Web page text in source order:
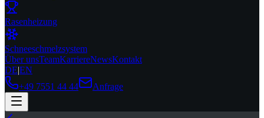
Rasenheizung
Schneeschmelzsystem
Über unsTeamKarriereNewsKontakt
DE|EN
+49 7551 44 44
Anfrage